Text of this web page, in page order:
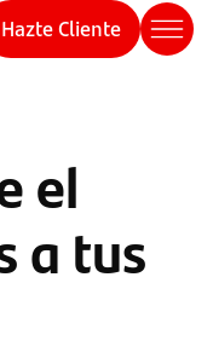
Hazte Cliente
el
a tus